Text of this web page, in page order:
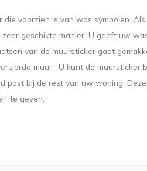
voorzien is van was symbolen.
geschikte manier. U geeft uw
van de muursticker gaat
muur. U kunt de muursticker
past bij de rest van uw woning.
te geven.